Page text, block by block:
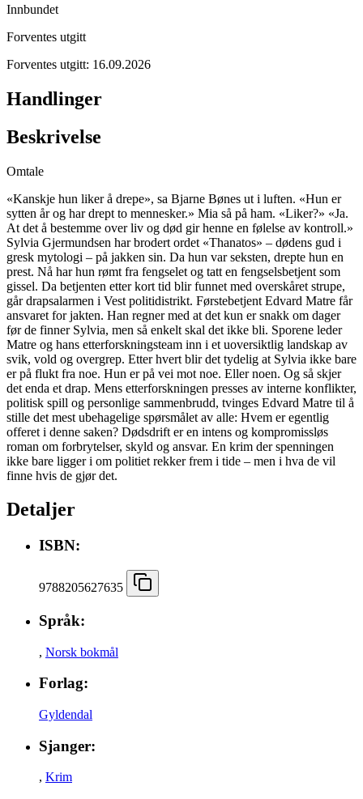
Innbundet
Forventes utgitt
Forventes utgitt: 16.09.2026
Handlinger
Beskrivelse
Omtale
«Kanskje hun liker å drepe», sa Bjarne Bønes ut i luften. «Hun er
sytten år og har drept to mennesker.» Mia så på ham. «Liker?» «Ja.
At det å bestemme over liv og død gir henne en følelse av kontroll.»
Sylvia Gjermundsen har brodert ordet «Thanatos» – dødens gud i
gresk mytologi – på jakken sin. Da hun var seksten, drepte hun en
prest. Nå har hun rømt fra fengselet og tatt en fengselsbetjent som
gissel. Da betjenten etter kort tid blir funnet med overskåret strupe,
går drapsalarmen i Vest politidistrikt. Førstebetjent Edvard Matre får
ansvaret for jakten. Han regner med at det kun er snakk om dager
før de finner Sylvia, men så enkelt skal det ikke bli. Sporene leder
Matre og hans etterforskningsteam inn i et uoversiktlig landskap av
svik, vold og overgrep. Etter hvert blir det tydelig at Sylvia ikke bare
er på flukt fra noe. Hun er på vei mot noe. Eller noen. Og så skjer
det enda et drap. Mens etterforskningen presses av interne konflikter,
politisk spill og personlige sammenbrudd, tvinges Edvard Matre til å
stille det mest ubehagelige spørsmålet av alle: Hvem er egentlig
offeret i denne saken? Dødsdrift er en intens og kompromissløs
roman om forbrytelser, skyld og ansvar. En krim der spenningen
ikke bare ligger i om politiet rekker frem i tide – men i hva de vil
finne hvis de gjør det.
Detaljer
ISBN:
9788205627635
Språk:
, Norsk bokmål
Forlag:
Gyldendal
Sjanger:
, Krim